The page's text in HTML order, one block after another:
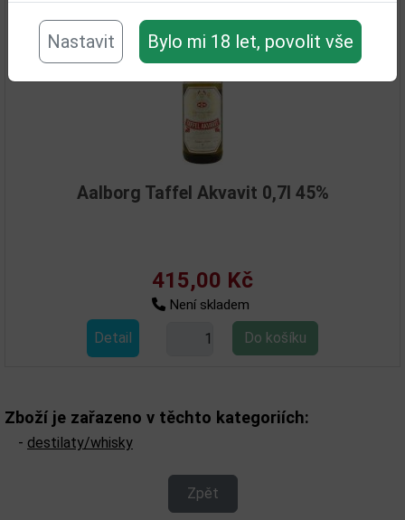
Nastavit Bylo mi 18 let, povolit vše
Aalborg Taffel Akvavit 0,7l 45%
415,00 Kč
Není skladem
Detail
Zboží je zařazeno v těchto kategoriích:
- destilaty/whisky
Zpět